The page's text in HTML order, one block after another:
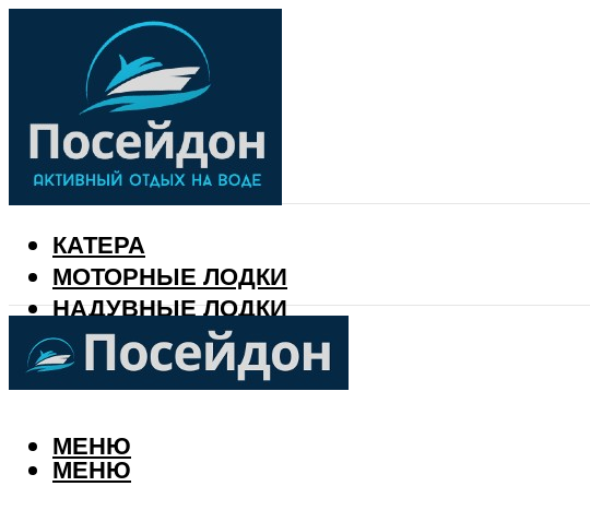
КАТЕРА
МОТОРНЫЕ ЛОДКИ
НАДУВНЫЕ ЛОДКИ
РЫБАЛКА
КАЛЕНДАРЬ РЫБАКА
МЕНЮ
МЕНЮ